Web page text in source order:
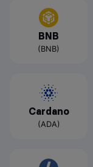
BNB
(BNB)
Cardano
(ADA)